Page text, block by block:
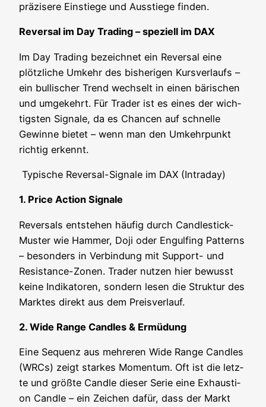
prä­zi­se­re Ein­stie­ge und Aus­stie­ge finden.
Rever­sal im Day Tra­ding – spe­zi­ell im DAX
Im Day Tra­ding bezeich­net ein Rever­sal eine
plötz­li­che Umkehr des bis­he­ri­gen Kurs­ver­laufs –
ein bul­li­scher Trend wech­selt in einen bäri­schen
und umge­kehrt. Für Trader ist es eines der wich­
tigs­ten Signa­le, da es Chan­cen auf schnel­le
Gewin­ne bie­tet – wenn man den Umkehr­punkt
rich­tig erkennt.
Typi­sche Rever­sal-Signa­le im DAX (Intra­day)
1. Pri­ce Action Signale
Rever­sals ent­ste­hen häu­fig durch Cand­le­stick-
Mus­ter wie Ham­mer, Doji oder Engul­fing Pat­terns
– beson­ders in Ver­bin­dung mit Sup­port- und
Resis­tance-Zonen. Trader nut­zen hier bewusst
kei­ne Indi­ka­to­ren, son­dern lesen die Struk­tur des
Mark­tes direkt aus dem Preisverlauf.
2. Wide Ran­ge Cand­les & Ermüdung
Eine Sequenz aus meh­re­ren Wide Ran­ge Cand­les
(WRCs) zeigt star­kes Momen­tum. Oft ist die letz­
te und größ­te Cand­le die­ser Serie eine Exhaus­ti­
on Cand­le – ein Zei­chen dafür, dass der Markt